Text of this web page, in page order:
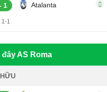
1 Atalanta
1-1
AS Roma